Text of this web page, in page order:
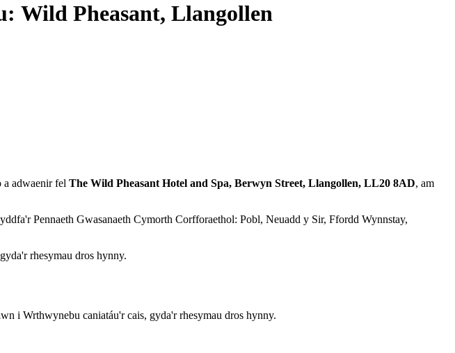
Wild Pheasant, Llangollen
a adwaenir fel The Wild Pheasant Hotel and Spa, Berwyn Street, Llangollen, LL20 8AD, am
Pennaeth Gwasanaeth Cymorth Corfforaethol: Pobl, Neuadd y Sir, Ffordd Wynnstay,
rhesymau dros hynny.
i Wrthwynebu caniatáu'r cais, gyda'r rhesymau dros hynny.